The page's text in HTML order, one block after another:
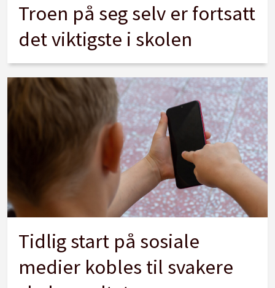
Troen på seg selv er fortsatt
det viktigste i skolen
Tidlig start på sosiale
medier kobles til svakere